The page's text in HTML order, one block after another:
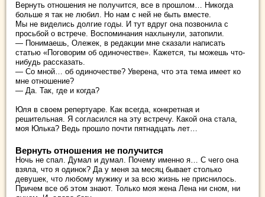
Вернуть отношения не получится, все в прошлом… Никогда
больше я так не любил. Но нам с ней не быть вместе.
Мы не виделись долгие годы. И тут вдруг она позвонила с
просьбой о встрече. Воспоминания нахлынули, затопили.
— Понимаешь, Олежек, в редакции мне сказали написать
статью «Поговорим об одиночестве». Кажется, ты можешь что-
нибудь рассказать.
— Со мной… об одиночестве? Уверена, что эта тема имеет ко
мне отношение?
— Да. Так, где и когда?
Юля в своем репертуаре. Как всегда, конкретная и
решительная. Я согласился на эту встречу. Какой она стала,
моя Юлька? Ведь прошло почти пятнадцать лет…
Вернуть отношения не получится
Ночь не спал. Думал и думал. Почему именно я… С чего она
взяла, что я одинок? Да у меня за месяц бывает столько
девушек, что любому мужику и за всю жизнь не приснилось.
Причем все об этом знают. Только моя жена Лена ни сном, ни